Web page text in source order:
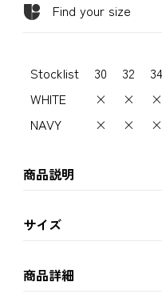
Find your size
Stocklist 30 32 34
WHITE
× × ×
NAVY
× × ×
商品説明
サイズ
商品詳細